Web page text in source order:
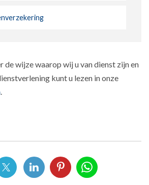
wijze waarop wij u van dienst zijn en
kunt u lezen in onze
.